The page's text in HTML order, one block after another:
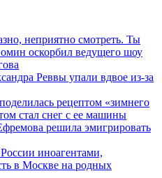
неприятно смотреть. Ты
оскорбил ведущего шоу
Реввы упали вдвое из-за
рецептом «зимнего
стал снег с ее машины
решила эмигрировать
иноагентами,
в Москве на родных